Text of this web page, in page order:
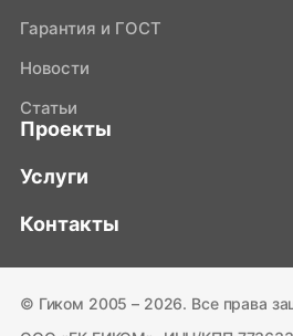
Гарантия и ГОСТ
Новости
Статьи
Проекты
Услуги
Контакты
© Гиком 2005 – 2026. Все права